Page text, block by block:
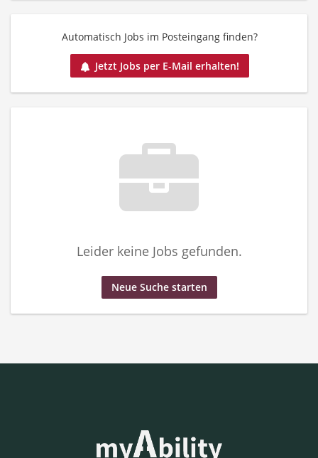
Automatisch Jobs im Posteingang finden?
Jetzt Jobs per E-Mail erhalten!
Leider keine Jobs gefunden.
Neue Suche starten